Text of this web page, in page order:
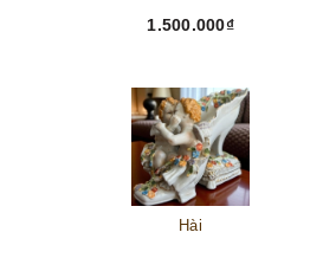
1.500.000₫
Hài